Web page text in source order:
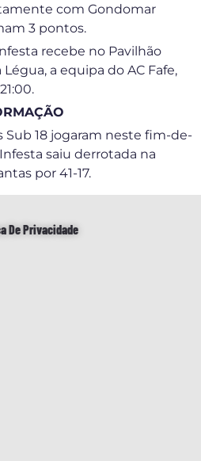
com Gondomar
3 pontos.
recebe no Pavilhão
a equipa do AC Fafe,
Sub 18 jogaram neste fim-de-
saiu derrotada na
por 41-17.
De Privacidade